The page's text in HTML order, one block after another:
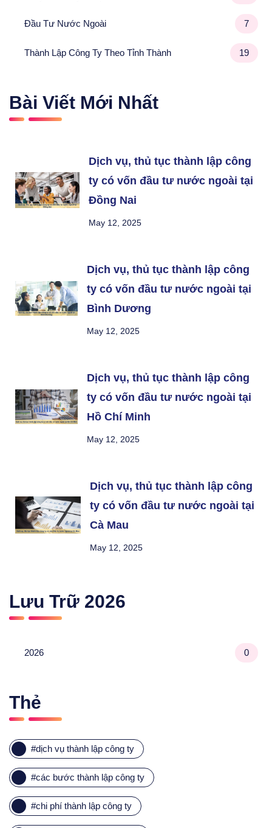
Đầu Tư Nước Ngoài 7
Thành Lập Công Ty Theo Tỉnh Thành 19
Bài Viết Mới Nhất
Dịch vụ, thủ tục thành lập công
ty có vốn đầu tư nước ngoài tại
Đồng Nai
May 12, 2025
Dịch vụ, thủ tục thành lập công
ty có vốn đầu tư nước ngoài tại
Bình Dương
May 12, 2025
Dịch vụ, thủ tục thành lập công
ty có vốn đầu tư nước ngoài tại
Hồ Chí Minh
May 12, 2025
Dịch vụ, thủ tục thành lập công
ty có vốn đầu tư nước ngoài tại
Cà Mau
May 12, 2025
Lưu Trữ 2026
2026 0
Thẻ
#dịch vụ thành lập công ty
#các bước thành lập công ty
#chi phí thành lập công ty